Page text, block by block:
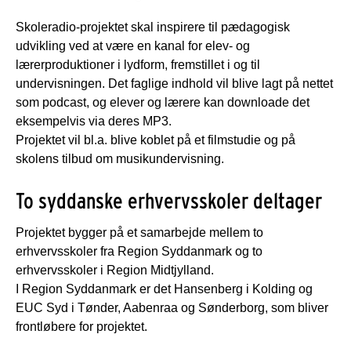
Skoleradio-projektet skal inspirere til pædagogisk
udvikling ved at være en kanal for elev- og
lærerproduktioner i lydform, fremstillet i og til
undervisningen. Det faglige indhold vil blive lagt på nettet
som podcast, og elever og lærere kan downloade det
eksempelvis via deres MP3.
Projektet vil bl.a. blive koblet på et filmstudie og på
skolens tilbud om musikundervisning.
To syddanske erhvervsskoler deltager
Projektet bygger på et samarbejde mellem to
erhvervsskoler fra Region Syddanmark og to
erhvervsskoler i Region Midtjylland.
I Region Syddanmark er det Hansenberg i Kolding og
EUC Syd i Tønder, Aabenraa og Sønderborg, som bliver
frontløbere for projektet.